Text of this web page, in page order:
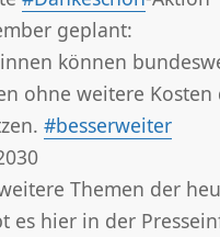
geplant:
können
ohne weitere Kosten
#besserweiter
Themen der
es hier in der